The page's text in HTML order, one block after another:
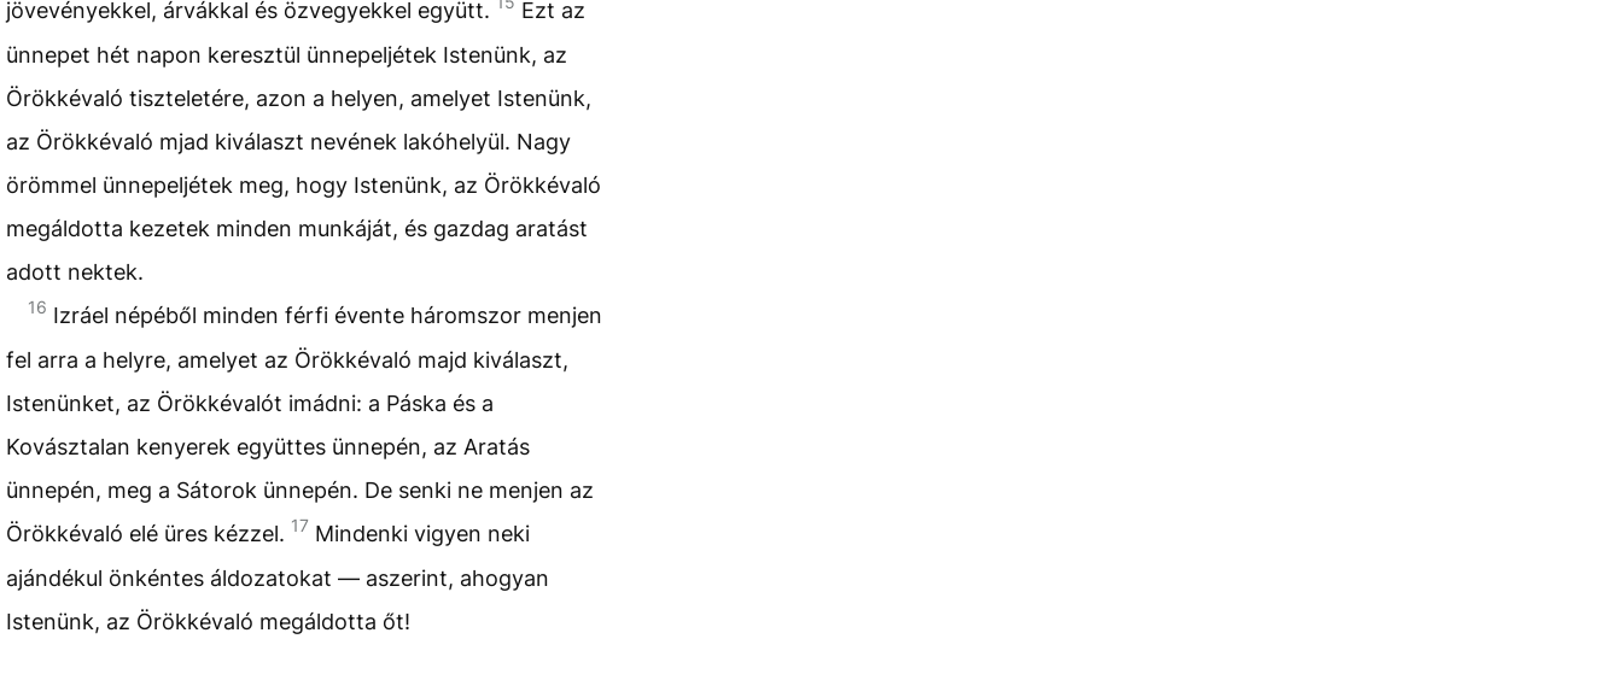
jövevényekkel, árvákkal és özvegyekkel együtt.
Ezt az
ünnepet hét napon keresztül ünnepeljétek Istenünk, az
Örökkévaló tiszteletére, azon a helyen, amelyet Istenünk,
az Örökkévaló mjad kiválaszt nevének lakóhelyül. Nagy
örömmel ünnepeljétek meg, hogy Istenünk, az Örökkévaló
megáldotta kezetek minden munkáját, és gazdag aratást
adott nektek.
16 Izráel népéből minden férfi évente háromszor menjen
fel arra a helyre, amelyet az Örökkévaló majd kiválaszt,
Istenünket, az Örökkévalót imádni: a Páska és a
Kovásztalan kenyerek együttes ünnepén, az Aratás
ünnepén, meg a Sátorok ünnepén. De senki ne menjen az
Örökkévaló elé üres kézzel. 17 Mindenki vigyen neki
ajándékul önkéntes áldozatokat — aszerint, ahogyan
Istenünk, az Örökkévaló megáldotta őt!